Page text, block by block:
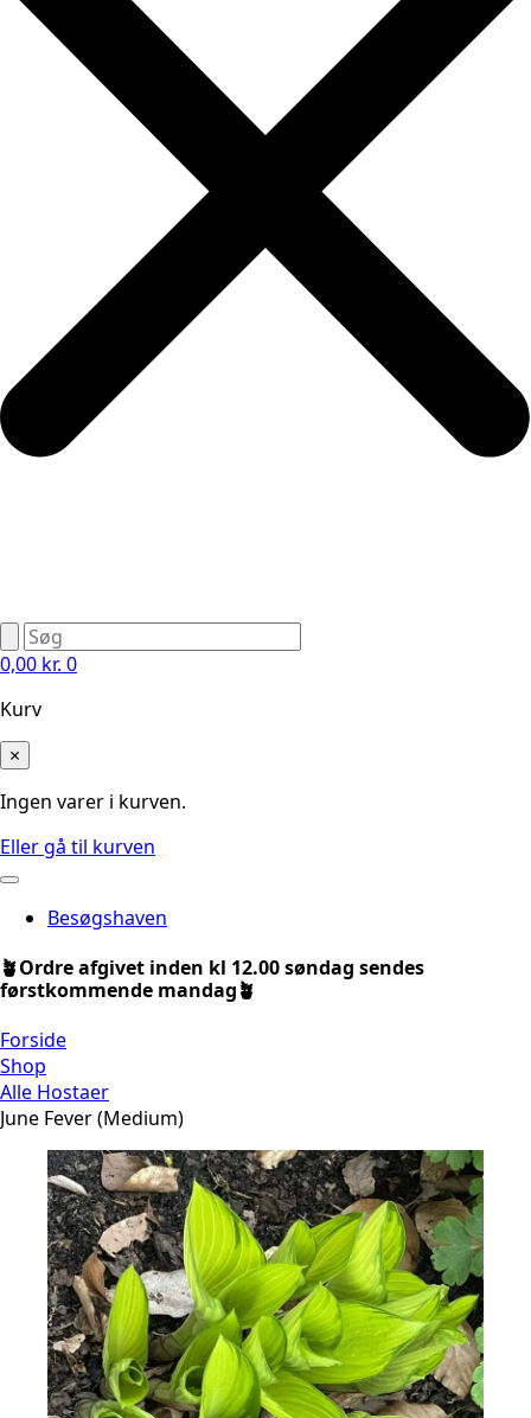
0,00 kr. 0
Kurv
×
Ingen varer i kurven.
Eller gå til kurven
Besøgshaven
🪴Ordre afgivet inden kl 12.00 søndag sendes
førstkommende mandag🪴
Forside
Shop
Alle Hostaer
June Fever (Medium)